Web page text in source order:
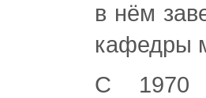
в нём
кафедры
С 1970